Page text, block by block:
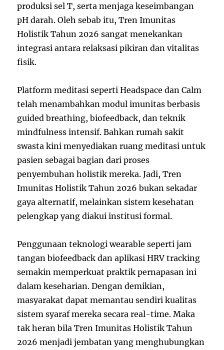
produksi sel T, serta menjaga keseimbangan
pH darah. Oleh sebab itu, Tren Imunitas
Holistik Tahun 2026 sangat menekankan
integrasi antara relaksasi pikiran dan vitalitas
fisik.
Platform meditasi seperti Headspace dan Calm
telah menambahkan modul imunitas berbasis
guided breathing, biofeedback, dan teknik
mindfulness intensif. Bahkan rumah sakit
swasta kini menyediakan ruang meditasi untuk
pasien sebagai bagian dari proses
penyembuhan holistik mereka. Jadi, Tren
Imunitas Holistik Tahun 2026 bukan sekadar
gaya alternatif, melainkan sistem kesehatan
pelengkap yang diakui institusi formal.
Penggunaan teknologi wearable seperti jam
tangan biofeedback dan aplikasi HRV tracking
semakin memperkuat praktik pernapasan ini
dalam keseharian. Dengan demikian,
masyarakat dapat memantau sendiri kualitas
sistem syaraf mereka secara real-time. Maka
tak heran bila Tren Imunitas Holistik Tahun
2026 menjadi jembatan yang menghubungkan